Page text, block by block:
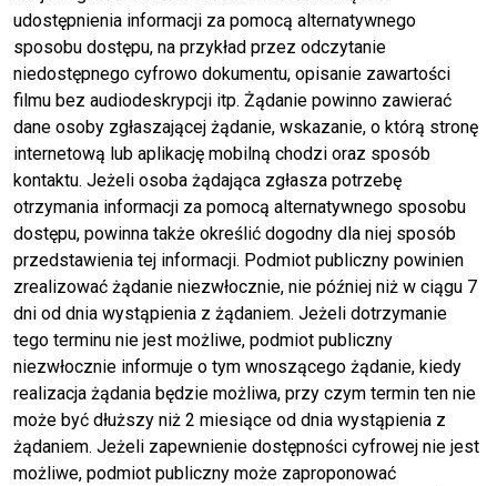
udostępnienia informacji za pomocą alternatywnego
sposobu dostępu, na przykład przez odczytanie
niedostępnego cyfrowo dokumentu, opisanie zawartości
filmu bez audiodeskrypcji itp. Żądanie powinno zawierać
dane osoby zgłaszającej żądanie, wskazanie, o którą stronę
internetową lub aplikację mobilną chodzi oraz sposób
kontaktu. Jeżeli osoba żądająca zgłasza potrzebę
otrzymania informacji za pomocą alternatywnego sposobu
dostępu, powinna także określić dogodny dla niej sposób
przedstawienia tej informacji. Podmiot publiczny powinien
zrealizować żądanie niezwłocznie, nie później niż w ciągu 7
dni od dnia wystąpienia z żądaniem. Jeżeli dotrzymanie
tego terminu nie jest możliwe, podmiot publiczny
niezwłocznie informuje o tym wnoszącego żądanie, kiedy
realizacja żądania będzie możliwa, przy czym termin ten nie
może być dłuższy niż 2 miesiące od dnia wystąpienia z
żądaniem. Jeżeli zapewnienie dostępności cyfrowej nie jest
możliwe, podmiot publiczny może zaproponować